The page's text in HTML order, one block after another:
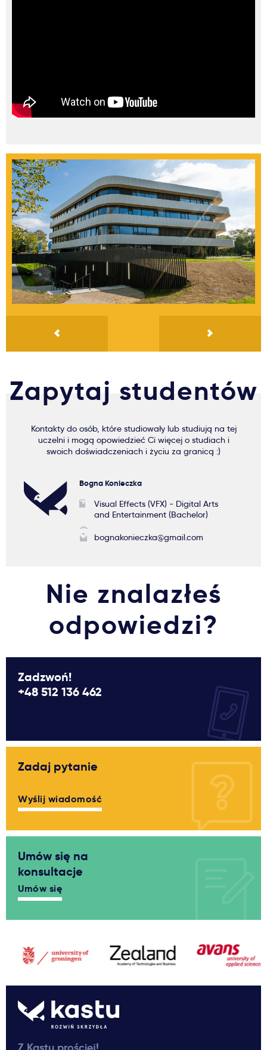
Zapytaj studentów
Kontakty do osób, które studiowały lub studiują na tej
uczelni i mogą opowiedzieć Ci więcej o studiach i
swoich doświadczeniach i życiu za granicą :)
Bogna Konieczka
Visual Effects (VFX) - Digital Arts
and Entertainment (Bachelor)
bognakonieczka@gmail.com
Nie znalazłeś
odpowiedzi?
Zadzwoń!
+48 512 136 462
Zadaj pytanie
Wyślij wiadomość
Umów się na
konsultacje
Umów się